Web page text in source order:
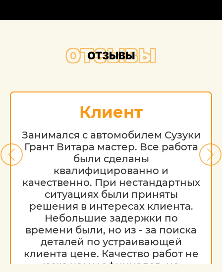
ОТЗЫВЫ
ОТЗЫВЫ
Клиент
Занимался с автомобилем Сузуки
Грант Витара мастер. Все работа
были сделаны
квалифицированно и
качественно. При нестандартных
ситуациях были приняты
решения в интересах клиента.
Небольшие задержки по
времени были, но из - за поиска
деталей по устраивающей
клиента цене. Качество работ не
хуже чем у официалов, но